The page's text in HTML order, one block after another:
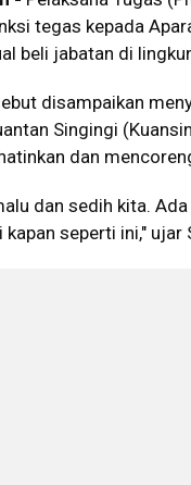
tegas kepada
beli jabatan di
disampaikan
Singingi
dan
dan sedih kita.
kapan seperti ini," ujar